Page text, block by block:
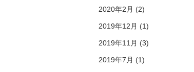
2020年2月 (2)
2019年12月 (1)
2019年11月 (3)
2019年7月 (1)